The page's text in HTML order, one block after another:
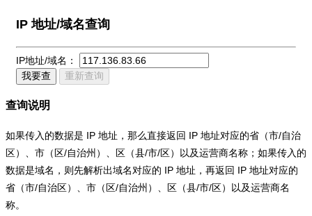
IP 地址/域名查询
IP地址/域名：
我要查
重新查询
查询说明
如果传入的数据是 IP 地址，那么直接返回 IP 地址对应的省（市/自治
区）、市（区/自治州）、区（县/市/区）以及运营商名称；如果传入的
数据是域名，则先解析出域名对应的 IP 地址，再返回 IP 地址对应的
省（市/自治区）、市（区/自治州）、区（县/市/区）以及运营商名
称。